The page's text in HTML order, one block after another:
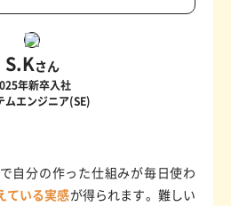
S.Kさん
年新卒入社
ムエンジニア(SE)
自分の作った仕組みが毎日使わ
ている実感が得られます。難しい